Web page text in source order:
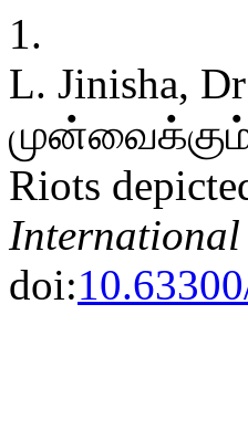
1.
L. Jinisha,
முன்வைக்கும்
Riots
International
doi: